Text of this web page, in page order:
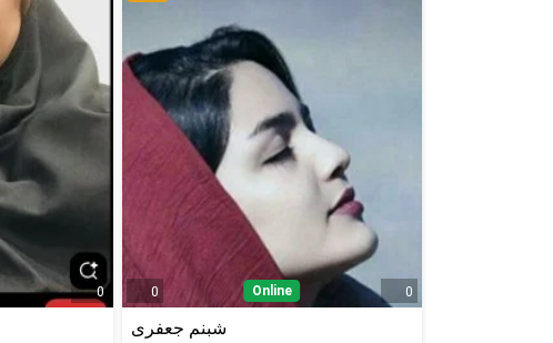
0 0 Online 0
شبنم جعفری